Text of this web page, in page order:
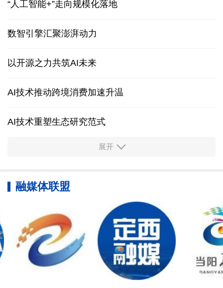
“人工智能+”走向规模化落地
数智引擎汇聚澎湃动力
以开源之力共筑AI未来
AI技术推动跨境消费加速升温
AI技术重塑生态研究范式
AI与量子计算双向赋能 “量智融合”开启新图景
AI推动天文观测向“智能分析与自主发现”演进
国产人形机器人走上全球最长猫道
算力网夯实智能经济根基
企业热招 AI发展催生人才新需求
展开
融媒体联盟